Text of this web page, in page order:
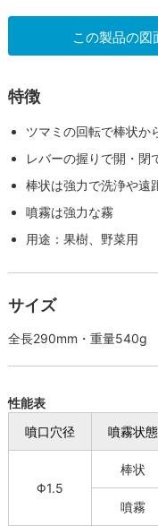
この製品の図
特徴
ツマミの回転で棒状か
レバーの握りで開・閉
棒状は強力で洗浄や遠
噴霧は強力な霧
用途：果樹、野菜用
サイズ
全長290mm・重量540g
性能表
噴口穴径
噴霧状態
Φ1.5
棒状
噴霧